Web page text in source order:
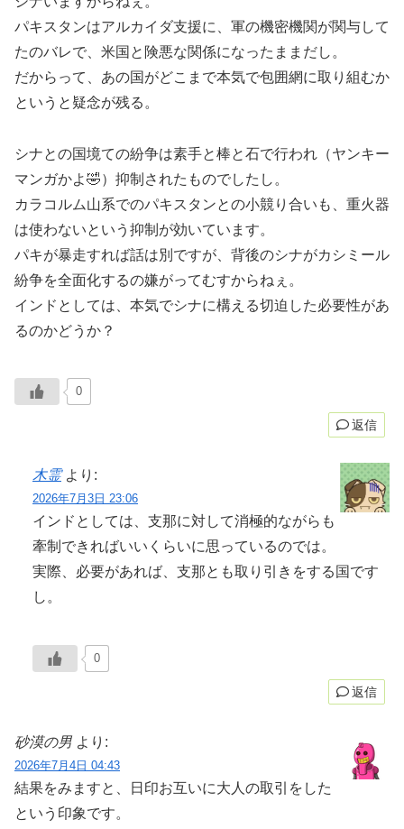
パキスタンはアルカイダ支援に、軍の機密機関が関与して
たのバレで、米国と険悪な関係になったままだし。
だからって、あの国がどこまで本気で包囲網に取り組むか
というと疑念が残る。
シナとの国境ての紛争は素手と棒と石で行われ（ヤンキー
マンガかよ🤣）抑制されたものでしたし。
カラコルム山系でのパキスタンとの小競り合いも、重火器
は使わないという抑制が効いています。
パキが暴走すれば話は別ですが、背後のシナがカシミール
紛争を全面化するの嫌がってむすからねぇ。
インドとしては、本気でシナに構える切迫した必要性があ
るのかどうか？
0
返信
木霊 より:
2026年7月3日 23:06
インドとしては、支那に対して消極的ながらも
牽制できればいいくらいに思っているのでは。
実際、必要があれば、支那とも取り引きをする国です
し。
0
返信
砂漠の男 より:
2026年7月4日 04:43
結果をみますと、日印お互いに大人の取引をした
という印象です。